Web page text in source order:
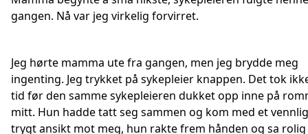
gangen. Nå var jeg virkelig forvirret.
Jeg hørte mamma ute fra gangen, men jeg brydde meg
ingenting. Jeg trykket på sykepleier knappen. Det tok
tid før den samme sykepleieren dukket opp inne på
mitt. Hun hadde tatt seg sammen og kom med et
trygt ansikt mot meg, hun rakte frem hånden og sa rolig